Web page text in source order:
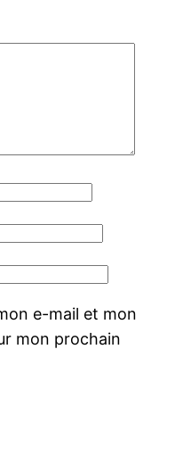
e-mail et mon
mon prochain